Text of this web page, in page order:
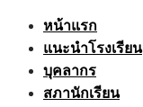
Skip
content
หน้าแรก
แนะนำโรงเรียน
บุคลากร
สภานักเรียน